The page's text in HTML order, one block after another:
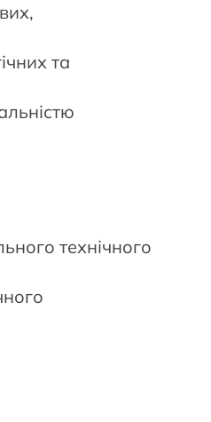
та
технічного